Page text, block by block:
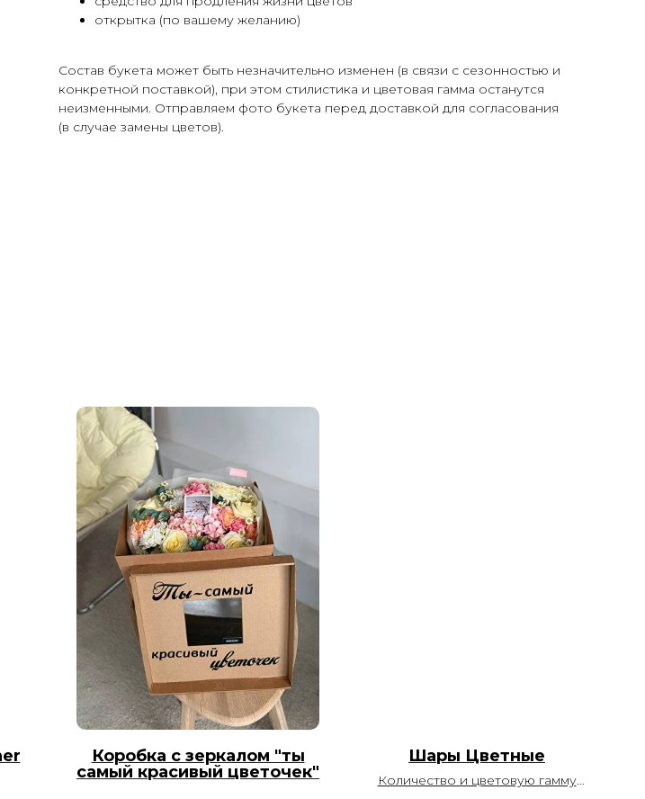
открытка (по вашему желанию)
Cостав букета может быть незначительно изменен (в связи с сезонностью и
конкретной поставкой), при этом стилистика и цветовая гамма останутся
неизменными. Отправляем фото букета перед доставкой для согласования
(в случае замены цветов).
Коробка с зеркалом "ты
самый красивый цветочек"
Шары Цветные
Количество и цветовую гамму